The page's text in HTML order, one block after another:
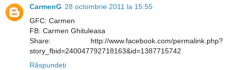
CarmenG 28 octombrie 2011 la 15:55
GFC: Carmen
FB: Carmen Ghituleasa
Share: http://www.facebook.com/permalink.php?
story_fbid=240047792718163&id=1387715742
Răspundeți